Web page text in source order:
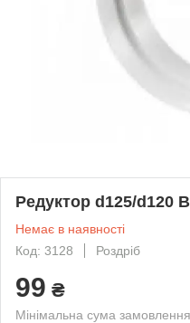
Редуктор d125/d120
Немає в наявності
Код: 3128
Роздріб
99 ₴
Мінімальна сума